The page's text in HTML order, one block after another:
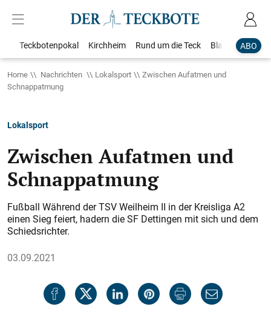
ABO
Teckbotenpokal Kirchheim Rund um die Teck Blaulicht
Home Nachrichten Lokalsport
Zwischen Aufatmen und
Schnappatmung
Lokalsport
Zwischen Aufatmen und
Schnappatmung
Fußball Während der TSV Weilheim II in der Kreisliga A2
einen Sieg feiert, hadern die SF Dettingen mit sich und dem
Schiedsrichter.
03.09.2021